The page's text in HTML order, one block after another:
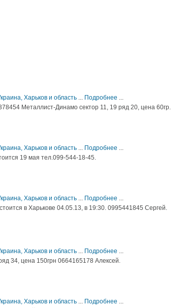
Харьков и область ... Подробнее ...
Металлист-Динамо сектор 11, 19 ряд 20, цена 60гр.
Харьков и область ... Подробнее ...
19 мая тел.099-544-18-45.
Харьков и область ... Подробнее ...
в Харькове 04.05.13, в 19:30. 0995441845 Сергей.
Харьков и область ... Подробнее ...
34, цена 150грн 0664165178 Алексей.
Харьков и область ... Подробнее ...